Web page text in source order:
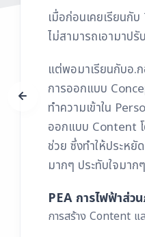
เมื่อก่อนเคยเรียนกั
ไม่สามารถเอามาปรั
แต่พอมาเรียนกับอ.
การออกแบบ
ทำความเข้าใน
ออกแบบ Content
ช่วย ซึ่งทำให้ประหยัด
มากๆ ประทับใจมากๆ
PEA การไฟฟ้าส่ว
การสร้าง Content แ